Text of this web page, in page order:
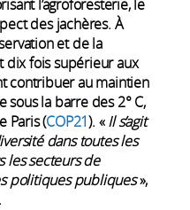
l’agroforesterie, le
des jachères. À
et de la
dix fois supérieur aux
contribuer au maintien
la barre des 2° C,
Paris (COP21). «Il s’agit
dans toutes les
les secteurs de
politiques publiques»,